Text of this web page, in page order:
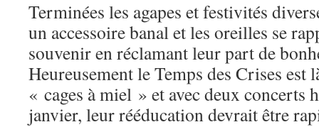
Terminées les agapes et festivités
un accessoire banal et les oreilles se
souvenir en réclamant leur part de
Heureusement le Temps des Crises
« cages à miel » et avec deux concerts
janvier, leur rééducation devrait être